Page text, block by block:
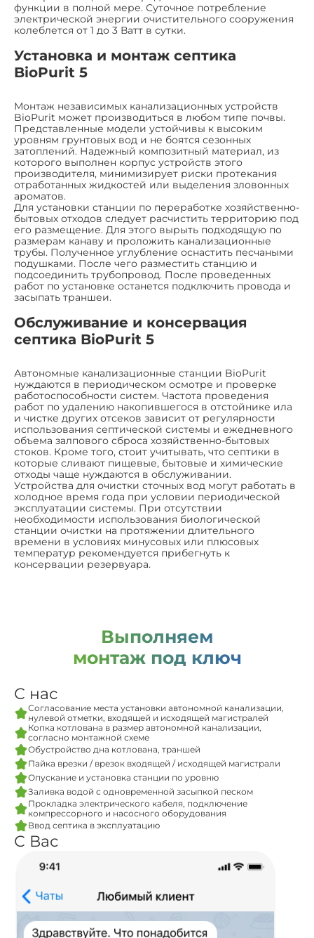
функции в полной мере. Суточное потребление
электрической энергии очистительного сооружения
колеблется от 1 до 3 Ватт в сутки.
Установка и монтаж септика
BioPurit 5
Монтаж независимых канализационных устройств
BioPurit может производиться в любом типе почвы.
Представленные модели устойчивы к высоким
уровням грунтовых вод и не боятся сезонных
затоплений. Надежный композитный материал, из
которого выполнен корпус устройств этого
производителя, минимизирует риски протекания
отработанных жидкостей или выделения зловонных
ароматов.
Для установки станции по переработке хозяйственно-
бытовых отходов следует расчистить территорию под
его размещение. Для этого вырыть подходящую по
размерам канаву и проложить канализационные
трубы. Полученное углубление оснастить песчаными
подушками. После чего разместить станцию и
подсоединить трубопровод. После проведенных
работ по установке останется подключить провода и
засыпать траншеи.
Обслуживание и консервация
септика BioPurit 5
Автономные канализационные станции BioPurit
нуждаются в периодическом осмотре и проверке
работоспособности систем. Частота проведения
работ по удалению накопившегося в отстойнике ила
и чистке других отсеков зависит от регулярности
использования септической системы и ежедневного
объема залпового сброса хозяйственно-бытовых
стоков. Кроме того, стоит учитывать, что септики в
которые сливают пищевые, бытовые и химические
отходы чаще нуждаются в обслуживании.
Устройства для очистки сточных вод могут работать в
холодное время года при условии периодической
эксплуатации системы. При отсутствии
необходимости использования биологической
станции очистки на протяжении длительного
времени в условиях минусовых или плюсовых
температур рекомендуется прибегнуть к
консервации резервуара.
Выполняем
монтаж под ключ
С нас
Согласование места установки автономной канализации,
нулевой отметки, входящей и исходящей магистралей
Копка котлована в размер автономной канализации,
согласно монтажной схеме
Обустройство дна котлована, траншей
Пайка врезки / врезок входящей / исходящей магистрали
Опускание и установка станции по уровню
Заливка водой с одновременной засыпкой песком
Прокладка электрического кабеля, подключение
компрессорного и насосного оборудования
Ввод септика в эксплуатацию
С Вас